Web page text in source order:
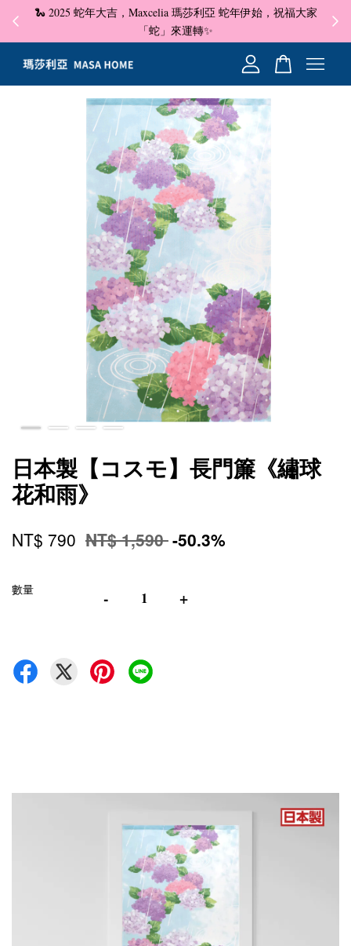
🐍 2025 蛇年大吉，Maxcelia 瑪莎利亞 蛇年伊始，祝福大家
「蛇」來運轉✨
✦
日本製【コスモ】長門簾《繡球
花和雨》
NT$ 790 NT$ 1,590-50.3%
數量 - +
您的購物車目前還是空的。
繼續購物